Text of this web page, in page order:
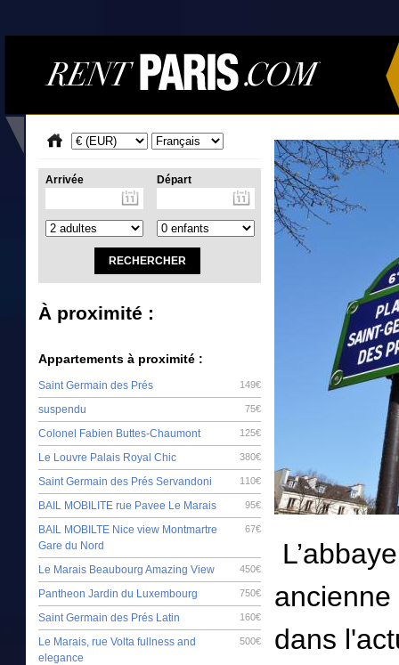
Arrivée Départ
À proximité :
Appartements à proximité :
149€
Saint Germain des Prés
75€
suspendu
125€
Colonel Fabien Buttes-Chaumont
380€
Le Louvre Palais Royal Chic
110€
Saint Germain des Prés Servandoni
95€
BAIL MOBILITE rue Pavee Le Marais
67€
BAIL MOBILTE Nice view Montmartre
Gare du Nord
450€
Le Marais Beaubourg Amazing View
750€
Pantheon Jardin du Luxembourg
160€
Saint Germain des Prés Latin
500€
Le Marais, rue Volta fullness and
elegance
dans